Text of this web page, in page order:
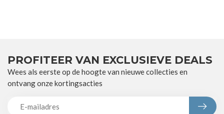
PROFITEER VAN EXCLUSIEVE DEALS
Wees als eerste op de hoogte van nieuwe collecties en
ontvang onze kortingsacties